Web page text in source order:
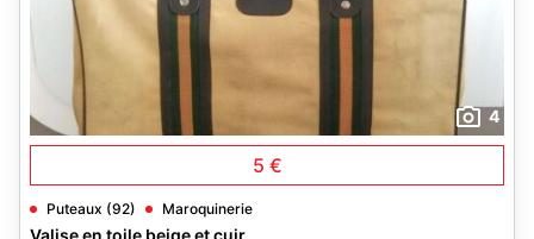
4
5 €
Puteaux (92) Maroquinerie
Valise en toile beige et cuir